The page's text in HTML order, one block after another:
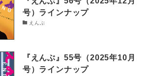
号）ラインナップ
えんぶ
『えんぶ』55号（2025年10月
号）ラインナップ